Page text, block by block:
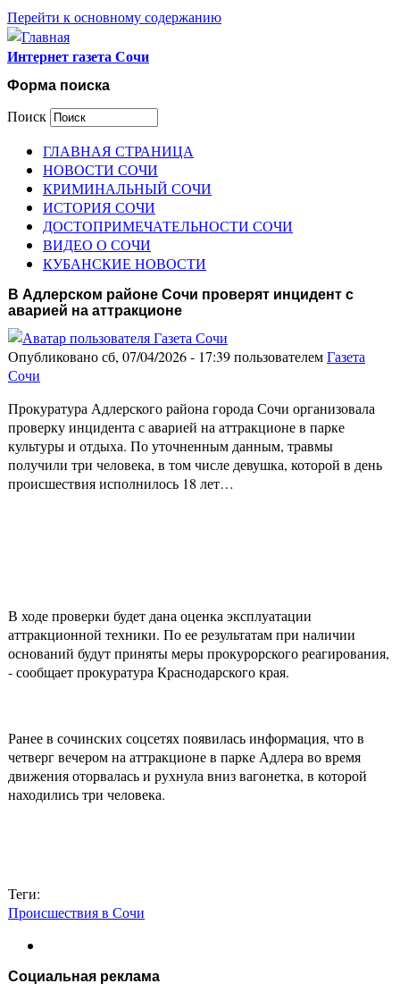
Перейти к основному содержанию
Интернет газета Сочи
Форма поиска
Поиск
ГЛАВНАЯ СТРАНИЦА
НОВОСТИ СОЧИ
КРИМИНАЛЬНЫЙ СОЧИ
ИСТОРИЯ СОЧИ
ДОСТОПРИМЕЧАТЕЛЬНОСТИ СОЧИ
ВИДЕО О СОЧИ
КУБАНСКИЕ НОВОСТИ
В Адлерском районе Сочи проверят инцидент с
аварией на аттракционе
Опубликовано сб, 07/04/2026 - 17:39 пользователемГазета
Сочи
Прокуратура Адлерского района города Сочи организовала
проверку инцидента с аварией на аттракционе в парке
культуры и отдыха. По уточненным данным, травмы
получили три человека, в том числе девушка, которой в день
происшествия исполнилось 18 лет…
В ходе проверки будет дана оценка эксплуатации
аттракционной техники. По ее результатам при наличии
оснований будут приняты меры прокурорского реагирования,
- сообщает прокуратура Краснодарского края.
Ранее в сочинских соцсетях появилась информация, что в
четверг вечером на аттракционе в парке Адлера во время
движения оторвалась и рухнула вниз вагонетка, в которой
находились три человека.
Теги:
Происшествия в Сочи
Социальная реклама